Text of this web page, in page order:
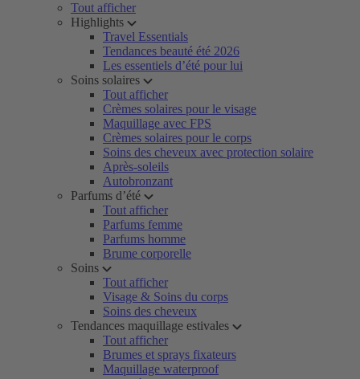
Tout afficher
Highlights
Travel Essentials
Tendances beauté été 2026
Les essentiels d’été pour lui
Soins solaires
Tout afficher
Crèmes solaires pour le visage
Maquillage avec FPS
Crèmes solaires pour le corps
Soins des cheveux avec protection solaire
Après-soleils
Autobronzant
Parfums d’été
Tout afficher
Parfums femme
Parfums homme
Brume corporelle
Soins
Tout afficher
Visage & Soins du corps
Soins des cheveux
Tendances maquillage estivales
Tout afficher
Brumes et sprays fixateurs
Maquillage waterproof